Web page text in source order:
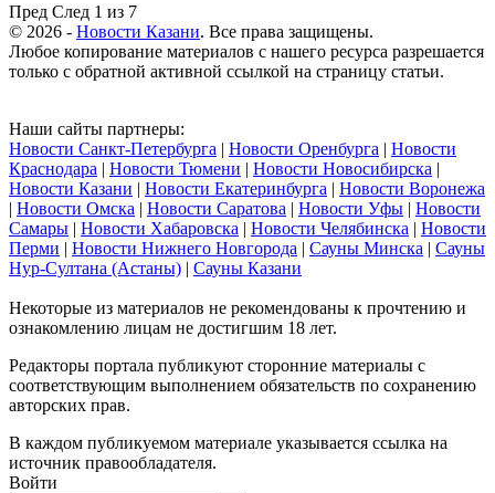
Пред След 1 из 7
© 2026 - Новости Казани. Все права защищены.
Любое копирование материалов с нашего ресурса разрешается
только с обратной активной ссылкой на страницу статьи.
Наши сайты партнеры:
Новости Санкт-Петербурга | Новости Оренбурга | Новости
Краснодара | Новости Тюмени | Новости Новосибирска |
Новости Казани | Новости Екатеринбурга | Новости Воронежа
| Новости Омска | Новости Саратова | Новости Уфы | Новости
Самары | Новости Хабаровска | Новости Челябинска | Новости
Перми | Новости Нижнего Новгорода | Сауны Минска | Сауны
Нур-Султана (Астаны) | Сауны Казани
Некоторые из материалов не рекомендованы к прочтению и
ознакомлению лицам не достигшим 18 лет.
Редакторы портала публикуют сторонние материалы с
соответствующим выполнением обязательств по сохранению
авторских прав.
В каждом публикуемом материале указывается ссылка на
источник правообладателя.
Войти